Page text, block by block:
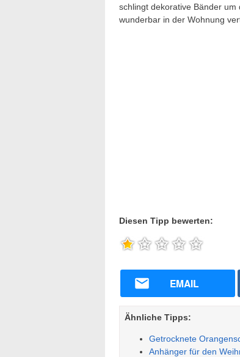
schlingt dekorative Bänder
wunderbar in der Wohnung
Diesen Tipp bewerten:
EMAIL
Ähnliche Tipps:
Getrocknete
Anhänger für den